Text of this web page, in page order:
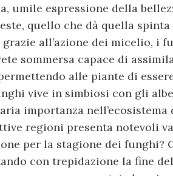
umile espressione della
quello che dà quella
all’azione dei micelio, i
sommersa capace di
alle piante di
vive in simbiosi con gli
importanza nell’ecosistema
regioni presenta notevoli
per la stagione dei funghi?
con trepidazione la fine